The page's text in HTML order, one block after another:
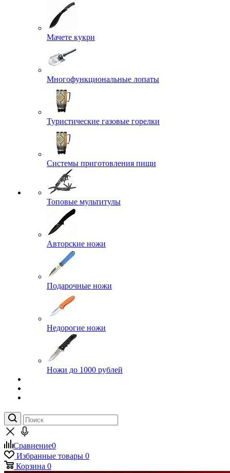
Мачете кукри
Многофункциональные лопаты
Туристические газовые горелки
Системы приготовления пищи
Топовые мультитулы
Авторские ножи
Подарочные ножи
Недорогие ножи
Ножи до 1000 рублей
Сравнение0
Избранные товары 0
Корзина 0